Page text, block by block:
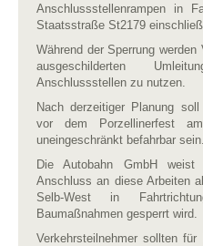
Anschlussstellenrampen in
Staatsstraße St2179
Während der Sperrung
ausgeschilderten
Anschlussstellen zu nutzen.
Nach derzeitiger Planung
vor dem Porzellinerfest
uneingeschränkt befahrbar sein.
Die Autobahn GmbH
Anschluss an diese Arbeiten
Selb-West in
Baumaßnahmen gesperrt wird.
Verkehrsteilnehmer sollten